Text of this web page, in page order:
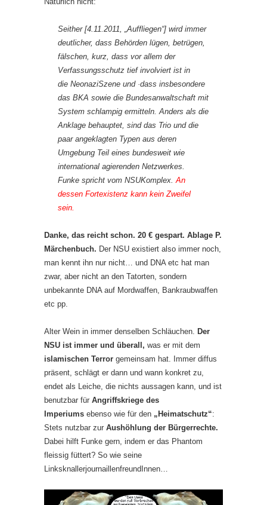
Seither [4.11.2011, „Auffliegen“] wird immer
deutlicher, dass Behörden lügen, betrügen,
fälschen, kurz, dass vor allem der
Verfassungsschutz tief involviert ist in
die Neonazi­Szene und ·dass insbesondere
das BKA sowie die Bundesanwaltschaft mit
System schlampig ermitteln. Anders als die
Anklage behauptet, sind das Trio und die
paar angeklagten Typen aus deren
Umgebung Teil eines bundesweit wie
international agierenden Netzwerkes.
Funke spricht vom NSU­Komplex.An
dessen Fortexistenz kann kein Zweifel
sein.
Danke, das reicht schon. 20 € gespart. Ablage P.
Märchenbuch. Der NSU existiert also immer noch,
man kennt ihn nur nicht… und DNA etc hat man
zwar, aber nicht an den Tatorten, sondern
unbekannte DNA auf Mordwaffen, Bankraubwaffen
etc pp.
Alter Wein in immer denselben Schläuchen. Der
NSU ist immer und überall, was er mit dem
islamischen Terror gemeinsam hat. Immer diffus
präsent, schlägt er dann und wann konkret zu,
endet als Leiche, die nichts aussagen kann, und ist
benutzbar für Angriffskriege des
Imperiums ebenso wie für den „Heimatschutz“:
Stets nutzbar zur Aushöhlung der Bürgerrechte.
Dabei hilft Funke gern, indem er das Phantom
fleissig füttert? So wie seine
LinksknallerjournaillenfreundInnen…